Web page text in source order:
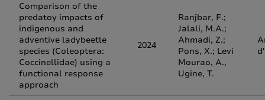
Comparison of the
predatoy impacts of
indigenous and
adventive ladybeetle
species (Coleoptera:
Coccinellidae) using a
functional response
approach
2024
Ranjbar, F.;
Jalali, M.A.;
Ahmadi, Z.;
Pons, X.; Levi
Mourao, A.,
Ugine, T.